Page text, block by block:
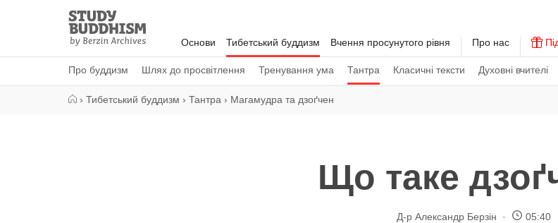
Study
Buddhism
Home
Основи Тибетський буддизм
Про буддизм Шлях до просвітлення Тренування ума Тантра Класичні тексти Духовні вчителі
Вчення просунутого рівня Про нас
› Тибетський буддизм › Тантра › Магамудра та дзоґчен
Що таке
Д-р Александр Берзін 05:40